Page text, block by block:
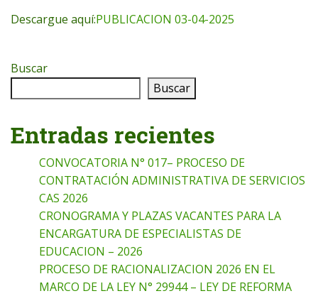
Descargue aquí:PUBLICACION 03-04-2025
Buscar
Buscar
Entradas recientes
CONVOCATORIA N° 017– PROCESO DE
CONTRATACIÓN ADMINISTRATIVA DE SERVICIOS
CAS 2026
CRONOGRAMA Y PLAZAS VACANTES PARA LA
ENCARGATURA DE ESPECIALISTAS DE
EDUCACION – 2026
PROCESO DE RACIONALIZACION 2026 EN EL
MARCO DE LA LEY N° 29944 – LEY DE REFORMA